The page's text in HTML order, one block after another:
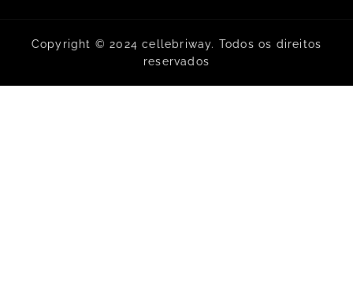
Copyright © 2024 cellebriway. Todos os direitos
reservados